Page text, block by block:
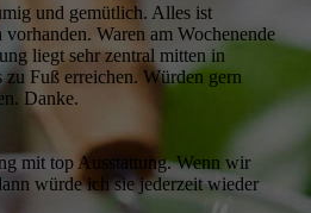
und gemütlich. Alles ist
Waren am Wochenende
liegt sehr zentral mitten in
Fuß erreichen. Würden gern
Danke.
mit top Ausstattung. Wenn wir
würde ich sie jederzeit wieder